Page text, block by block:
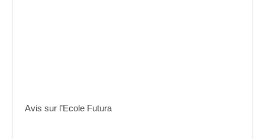
Avis sur l’Ecole Futura